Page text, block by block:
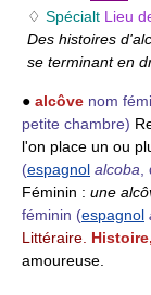
♢ Spécialt Lieu
Des histoires
se terminant en
● alcôve nom
petite chambre)
l'on place un ou
(espagnol alcoba
Féminin : une
féminin (espagnol
Littéraire.
amoureuse.